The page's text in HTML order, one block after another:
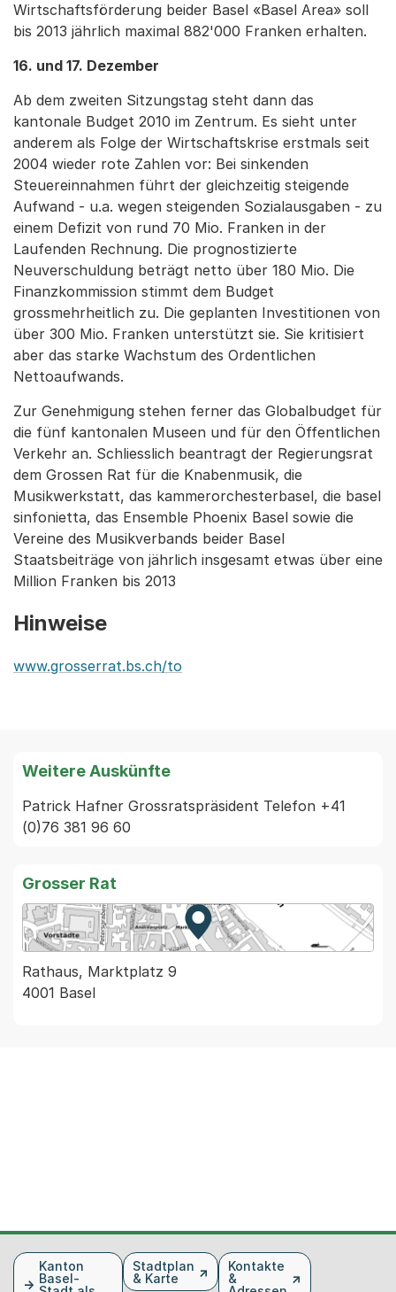
Wirtschaftsförderung beider Basel «Basel Area» soll
bis 2013 jährlich maximal 882'000 Franken erhalten.
16. und 17. Dezember
Ab dem zweiten Sitzungstag steht dann das
kantonale Budget 2010 im Zentrum. Es sieht unter
anderem als Folge der Wirtschaftskrise erstmals seit
2004 wieder rote Zahlen vor: Bei sinkenden
Steuereinnahmen führt der gleichzeitig steigende
Aufwand - u.a. wegen steigenden Sozialausgaben - zu
einem Defizit von rund 70 Mio. Franken in der
Laufenden Rechnung. Die prognostizierte
Neuverschuldung beträgt netto über 180 Mio. Die
Finanzkommission stimmt dem Budget
grossmehrheitlich zu. Die geplanten Investitionen von
über 300 Mio. Franken unterstützt sie. Sie kritisiert
aber das starke Wachstum des Ordentlichen
Nettoaufwands.
Zur Genehmigung stehen ferner das Globalbudget für
die fünf kantonalen Museen und für den Öffentlichen
Verkehr an. Schliesslich beantragt der Regierungsrat
dem Grossen Rat für die Knabenmusik, die
Musikwerkstatt, das kammerorchesterbasel, die basel
sinfonietta, das Ensemble Phoenix Basel sowie die
Vereine des Musikverbands beider Basel
Staatsbeiträge von jährlich insgesamt etwas über eine
Million Franken bis 2013
Hinweise
www.grosserrat.bs.ch/to
Weitere Auskünfte
Patrick Hafner Grossratspräsident Telefon +41
(0)76 381 96 60
Grosser Rat
Zur Karte von MapBS.
Externer Link, wird in einem
Rathaus, Marktplatz 9
4001 Basel
FusszeileKanton
Basel-
Stadtplan
& Karte
Kontakte
&